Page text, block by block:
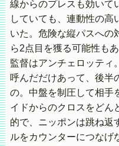
線からのプレスも効いて
していても、連動性の高
いた。危険な縦パスへの
ら2点目を獲る可能性も
監督はアンチェロッティ
呼んだだけあって、後半
の。中盤を制圧して相手
イドからのクロスをどん
的で、ニッポンは跳ね返
ルをカウンターにつなげ